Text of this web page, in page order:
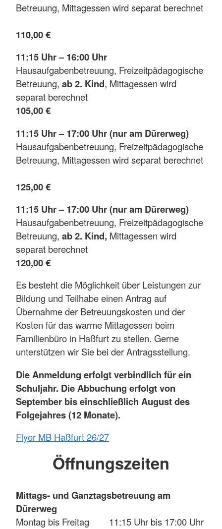
Betreuung, Mittagessen wird separat berechnet
110,00 €
11:15 Uhr – 16:00 Uhr
Hausaufgabenbetreuung, Freizeitpädagogische
Betreuung, ab 2. Kind, Mittagessen wird
separat berechnet
105,00 €
11:15 Uhr – 17:00 Uhr (nur am Dürerweg)
Hausaufgabenbetreuung, Freizeitpädagogische
Betreuung, Mittagessen wird separat berechnet
125,00 €
11:15 Uhr – 17:00 Uhr (nur am Dürerweg)
Hausaufgabenbetreuung, Freizeitpädagogische
Betreuung, ab 2. Kind, Mittagessen wird
separat berechnet
120,00 €
Es besteht die Möglichkeit über Leistungen zur
Bildung und Teilhabe einen Antrag auf
Übernahme der Betreuungskosten und der
Kosten für das warme Mittagessen beim
Familienbüro in Haßfurt zu stellen. Gerne
unterstützen wir Sie bei der Antragsstellung.
Die Anmeldung erfolgt verbindlich für ein
Schuljahr. Die Abbuchung erfolgt von
September bis einschließlich August des
Folgejahres (12 Monate).
Flyer MB Haßfurt 26/27
Öffnungszeiten
Mittags- und Ganztagsbetreuung am
Dürerweg
Montag bis Freitag 11:15 Uhr bis 17:00 Uhr